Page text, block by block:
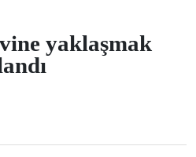
yaklaşmak